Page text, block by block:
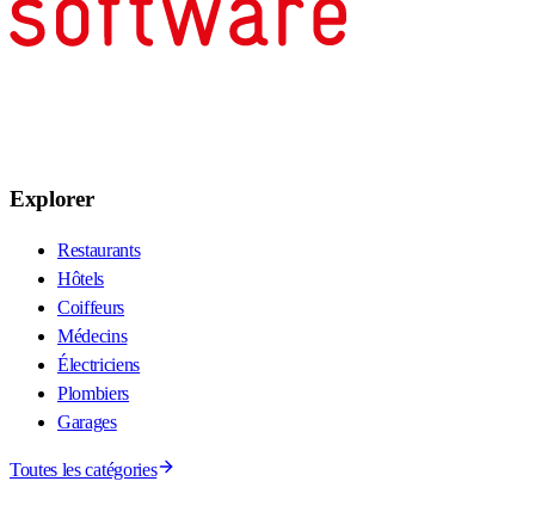
Explorer
Restaurants
Hôtels
Coiffeurs
Médecins
Électriciens
Plombiers
Garages
Toutes les catégories